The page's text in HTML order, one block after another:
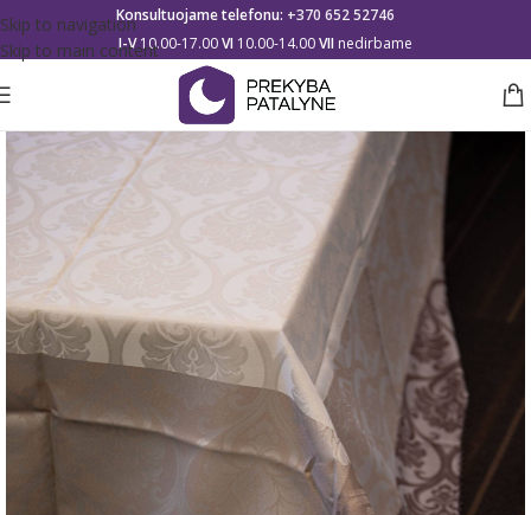
Skip to navigation
Skip to main content
Konsultuojame telefonu: +370 652 52746
I-V10.00-17.00VI 10.00-14.00VII nedirbame